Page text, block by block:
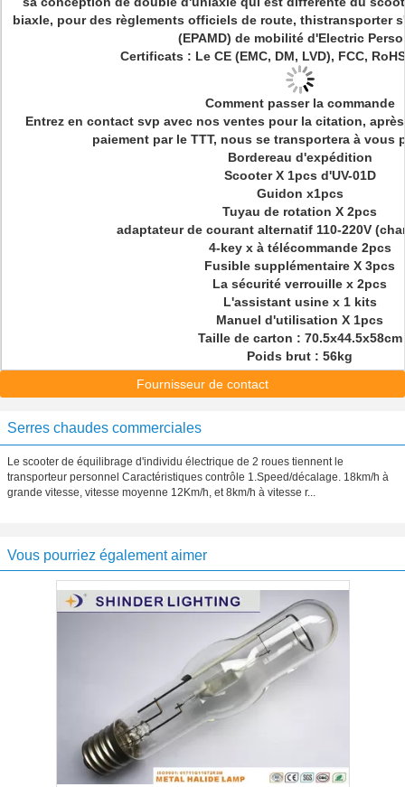
biaxle, pour des règlements officiels de route, thistransporter
(EPAMD) de mobilité d'Electric
Certificats : Le CE (EMC, DM, LVD), FCC,
Comment passer la commande
Entrez en contact svp avec nos ventes pour la citation,
paiement par le TTT, nous se transportera à vous
Bordereau d'expédition
Scooter X 1pcs d'UV-01D
Guidon x1pcs
Tuyau de rotation X 2pcs
adaptateur de courant alternatif 110-220V
4-key x à télécommande 2pcs
Fusible supplémentaire X 3pcs
La sécurité verrouille x 2pcs
L'assistant usine x 1 kits
Manuel d'utilisation X 1pcs
Taille de carton : 70.5x44.5x58cm
Poids brut : 56kg
Fournisseur de contact
Serres chaudes commerciales
Le scooter de équilibrage d'individu électrique de 2 roues tiennent le
transporteur personnel Caractéristiques contrôle 1.Speed/décalage. 18km/h à
grande vitesse, vitesse moyenne 12Km/h, et 8km/h à vitesse r...
Vous pourriez également aimer